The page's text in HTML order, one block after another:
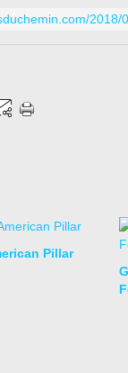
2018/
Pillar